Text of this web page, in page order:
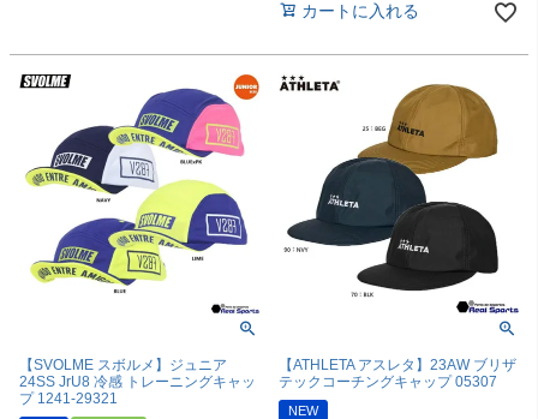
カートに入れる
【SVOLME スボルメ】ジュニア
24SS JrU8 冷感 トレーニングキャッ
プ 1241-29321
【ATHLETA アスレタ】23AW ブリザ
テックコーチングキャップ 05307
NEW